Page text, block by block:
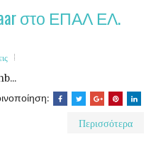
στο ΕΠΑΛ ΕΛ.
Περισσότερα